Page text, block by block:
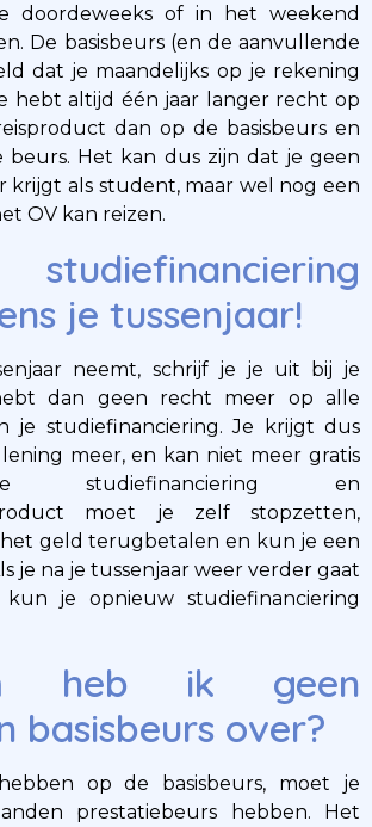
doordeweeks of in het weekend
De basisbeurs (en de aanvullende
dat je maandelijks op je rekening
hebt altijd één jaar langer recht op
dan op de basisbeurs en
beurs. Het kan dus zijn dat je geen
krijgt als student, maar wel nog een
OV kan reizen.
je tussenjaar!
neemt, schrijf je je uit bij je
dan geen recht meer op alle
je studiefinanciering. Je krijgt dus
meer, en kan niet meer gratis
studiefinanciering en
moet je zelf stopzetten,
geld terugbetalen en kun je een
je na je tussenjaar weer verder gaat
je opnieuw studiefinanciering
heb ik geen
basisbeurs over?
op de basisbeurs, moet je
prestatiebeurs hebben. Het